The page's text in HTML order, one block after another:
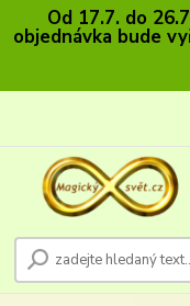
Od 17.7. do
objednávka bude